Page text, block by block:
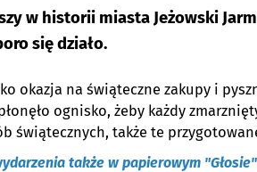
w historii miasta Jeżowski
się działo.
okazja na świąteczne zakupy i
ognisko, żeby każdy
świątecznych, także te
także w papierowym